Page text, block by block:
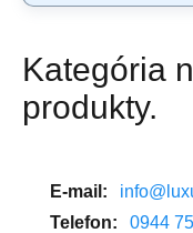
Kategória
produkty.
E-mail:
Telefon:
0944